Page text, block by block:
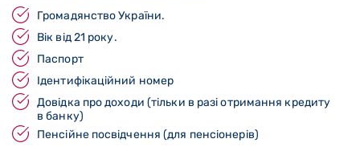
Громадянство України.
Вік від 21 року.
Паспорт
Ідентифікаційний номер
Довідка про доходи (тільки в разі отримання кредиту
в банку)
Пенсійне посвідчення (для пенсіонерів)